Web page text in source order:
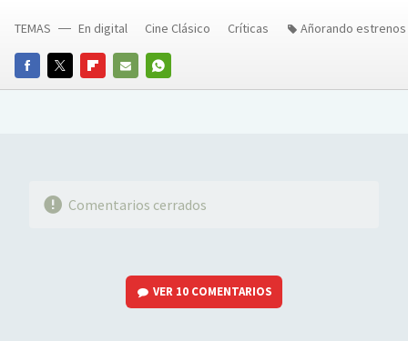
FACEBOOKTWITTERFLIPBOARD
E-
WHATSAPP
TEMAS En digital Cine Clásico Críticas Añorando estrenos
Comentarios cerrados
VER 10 COMENTARIOS